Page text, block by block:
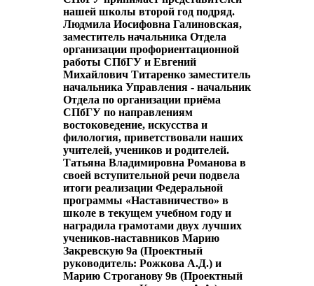
нашей школы второй год подряд.
Людмила Иосифовна Галиновская,
заместитель начальника Отдела
организации профориентационной
работы СПбГУ и Евгений
Михайлович Титаренко заместитель
начальника Управления - начальник
Отдела по организации приёма
СПбГУ по направлениям
востоковедение, искусства и
филология, приветствовали наших
учителей, учеников и родителей.
Татьяна Владимировна Романова в
своей вступительной речи подвела
итоги реализации Федеральной
программы «Наставничество» в
школе в текущем учебном году и
наградила грамотами двух лучших
учеников-наставников Марию
Закревскую 9а (Проектный
руководитель: Рожкова А.Д.) и
Марию Строганову 9в (Проектный